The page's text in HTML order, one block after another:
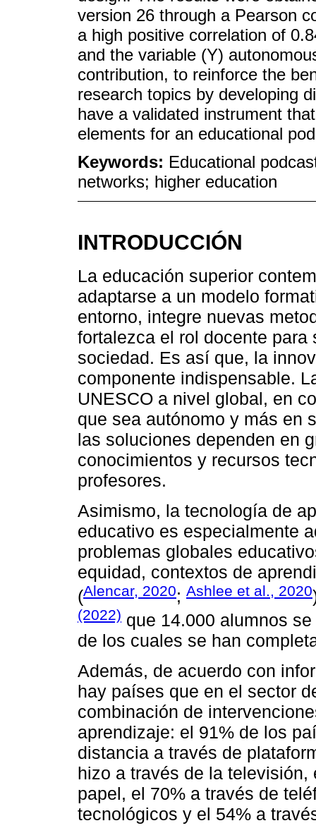
version 26 through a Pearson
a high positive correlation of
and the variable (Y)
contribution, to reinforce the
research topics by developing
have a validated instrument
elements for an educational
Keywords: Educational
networks; higher education
INTRODUCCIÓN
La educación superior
adaptarse a un modelo
entorno, integre nuevas
fortalezca el rol docente
sociedad. Es así que, la
componente indispensable.
UNESCO a nivel global, en
que sea autónomo y más en
las soluciones dependen en
conocimientos y recursos
profesores.
Asimismo, la tecnología de
educativo es especialmente
problemas globales
equidad, contextos de
(Alencar, 2020; Ashlee et al., 2020
(2022) que 14.000 alumnos
de los cuales se han
Además, de acuerdo con
hay países que en el sector
combinación de
aprendizaje: el 91% de los
distancia a través de
hizo a través de la
papel, el 70% a través de
tecnológicos y el 54% a